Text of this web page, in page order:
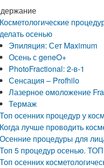
Косметологические
делать осенью
Эпиляция: Сет Maximum
Осень с geneO+
PhotoFractional: 2-в-1
Сенсация – Profhilo
Лазерное омоложение
Термаж
Топ осенних процедур у
Когда лучше проводить
Осенние процедуры для
Топ 5 процедур осенью.
Топ осенних